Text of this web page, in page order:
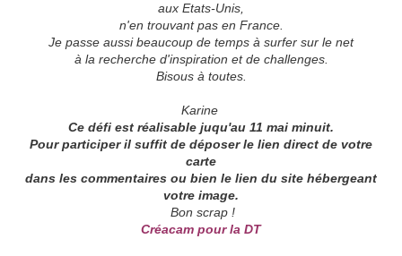
aux Etats-Unis,
n'en trouvant pas en France.
Je passe aussi beaucoup de temps à surfer sur le net
à la recherche d'inspiration et de challenges.
Bisous à toutes.
Karine
Ce défi est réalisable juqu'au 11 mai minuit.
Pour participer il suffit de déposer le lien direct de votre
carte
dans les commentaires ou bien le lien du site hébergeant
votre image.
Bon scrap !
Créacam pour la DT